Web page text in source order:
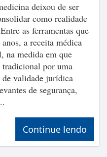
deixou de ser
como realidade
as ferramentas que
a receita médica
na medida em que
por uma
validade jurídica
de segurança,
Continue lendo